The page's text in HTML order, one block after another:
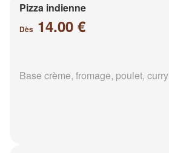
Pizza indienne
Dès 14.00 €
Base crème, fromage, poulet, curry